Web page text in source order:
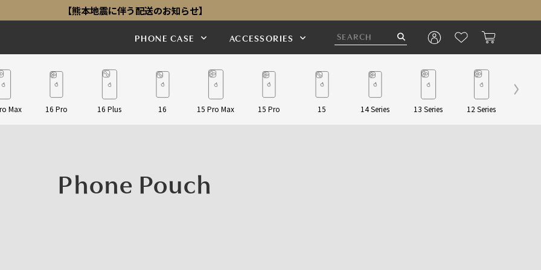
【熊本地震に伴う配送のお知らせ】
PHONE CASE ACCESSORIES
Max 16 Pro 16 Plus 16 15 Pro Max 15 Pro 15 14 Series 13 Series 12 Series
Phone Pouch